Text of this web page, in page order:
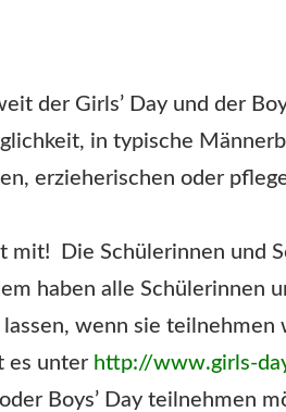
der Girls’ Day und der
in typische
erzieherischen oder
Die Schülerinnen und
haben alle
wenn sie
es unter http://www.girls-
Boys’ Day teilnehmen